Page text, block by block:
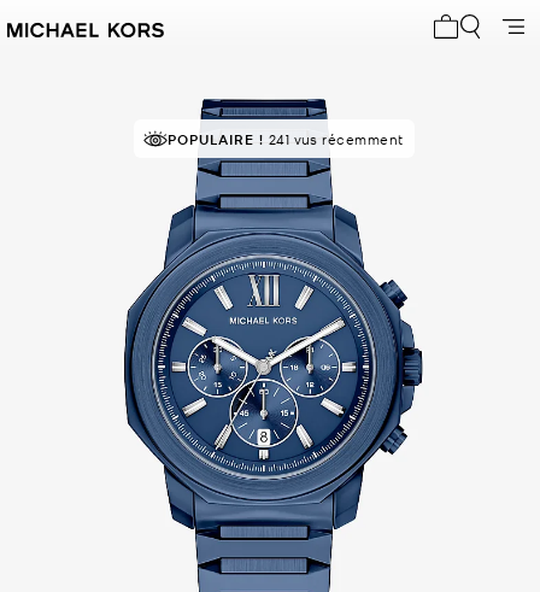
POPULAIRE ! 241 vus récemment